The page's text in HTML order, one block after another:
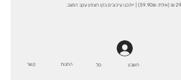
חשבון סל קשר החנות